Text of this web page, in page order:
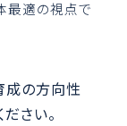
最適の視点で
成の方向性
さい。